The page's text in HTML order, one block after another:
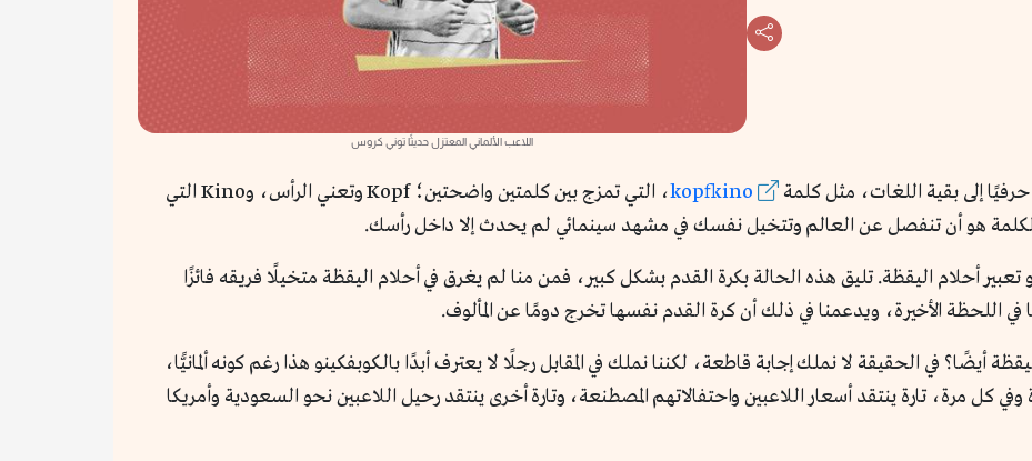
اللاعب الألماني المعتزل حديثًا توني كروس
حرفيًا إلى بقية اللغات، مثل كلمة kopfkino
، التي تمزج بين كلمتين واضحتين؛ Kopf وتعني الرأس، وKino التي
الكلمة هو أن تنفصل عن العالم وتتخيل نفسك في مشهد سينمائي لم يحدث إلا داخل رأسك.
تعبير أحلام اليقظة. تليق هذه الحالة بكرة القدم بشكل كبير، فمن منا لم يغرق في أحلام اليقظة متخيلًا فريقه فائزًا
اللحظة الأخيرة، ويدعمنا في ذلك أن كرة القدم نفسها تخرج دومًا عن المألوف.
أيضًا؟ في الحقيقة لا نملك إجابة قاطعة، لكننا نملك في المقابل رجلًا لا يعترف أبدًا بالـكوبفكينو هذا رغم كونه ألمانيًّا،
كل مرة، تارة ينتقد أسعار اللاعبين واحتفالاتهم المصطنعة، وتارة أخرى ينتقد رحيل اللاعبين نحو السعودية وأمريكا